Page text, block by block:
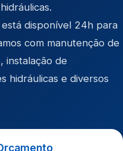
disponível 24h para
com manutenção de
instalação de
hidráulicas e diversos